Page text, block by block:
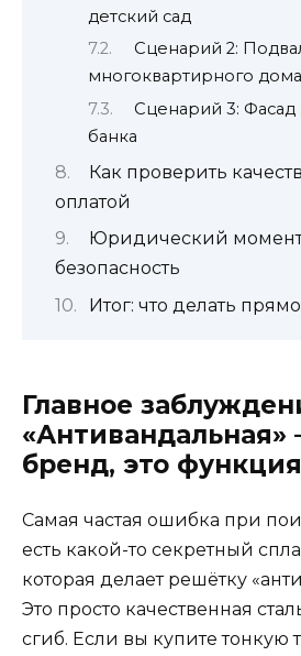
детский сад
Сценарий 2:
многоквартирного
Сценарий 3: Фасад
банка
Как проверить
оплатой
Юридический
безопасность
Итог: что делать
Главное
«Антивандальная»
бренд, это функция
Самая частая ошибка при
есть какой-то секретный
которая делает решётку
Это просто качественная
сгиб. Если вы купите тонкую